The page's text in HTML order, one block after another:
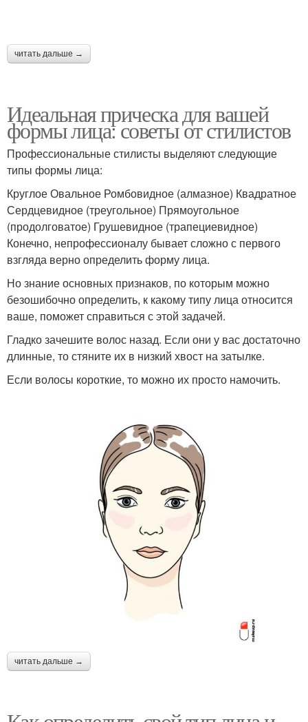
читать дальше →
Идеальная прическа для вашей
формы лица: советы от стилистов
Профессиональные стилисты выделяют следующие
типы формы лица:
Круглое Овальное Ромбовидное (алмазное) Квадратное
Сердцевидное (треугольное) Прямоугольное
(продолговатое) Грушевидное (трапециевидное)
Конечно, непрофессионалу бывает сложно с первого
взгляда верно определить форму лица.
Но знание основных признаков, по которым можно
безошибочно определить, к какому типу лица относится
ваше, поможет справиться с этой задачей.
Гладко зачешите волос назад. Если они у вас достаточно
длинные, то стяните их в низкий хвост на затылке.
Если волосы короткие, то можно их просто намочить.
читать дальше →